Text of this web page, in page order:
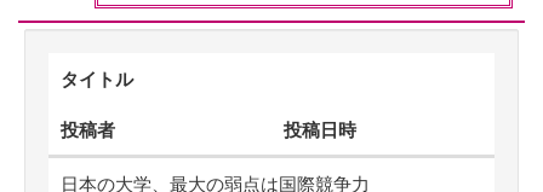
タイトル
投稿者 投稿日時
日本の大学、最大の弱点は国際競争力